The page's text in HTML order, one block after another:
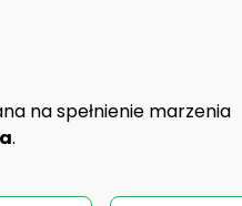
na spełnienie marzenia
.